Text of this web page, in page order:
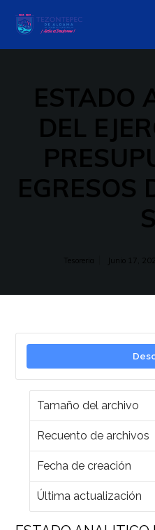
ESTADO
DEL
EGRESOS
Tesoreria Junio 17,
Tamaño del archivo
Recuento de archivos
Fecha de creación
Última actualización